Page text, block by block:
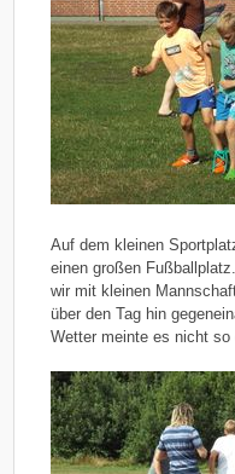
Auf dem kleinen
einen großen
wir mit kleinen
über den Tag hin
Wetter meinte es nicht so